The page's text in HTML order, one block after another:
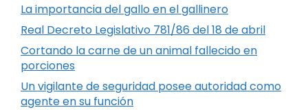
La importancia del gallo en el gallinero
Real Decreto Legislativo 781/86 del 18 de abril
Cortando la carne de un animal fallecido en
porciones
Un vigilante de seguridad posee autoridad como
agente en su función